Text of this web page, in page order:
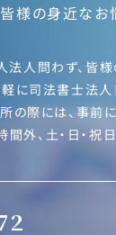
皆様の身近なお
法人問わず、皆様
に司法書士法人
の際には、事前
外、土・日・祝